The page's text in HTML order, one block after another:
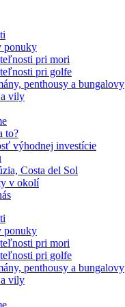
ponuky
pri mori
pri golfe
penthousy a bungalovy
vily
to?
výhodnej investície
Costa del Sol
v okolí
ponuky
pri mori
pri golfe
penthousy a bungalovy
vily